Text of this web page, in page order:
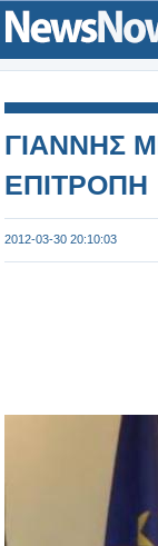
ΓΙΑΝΝΗΣ
ΕΠΙΤΡΟΠH
2012-03-30 20:10:03